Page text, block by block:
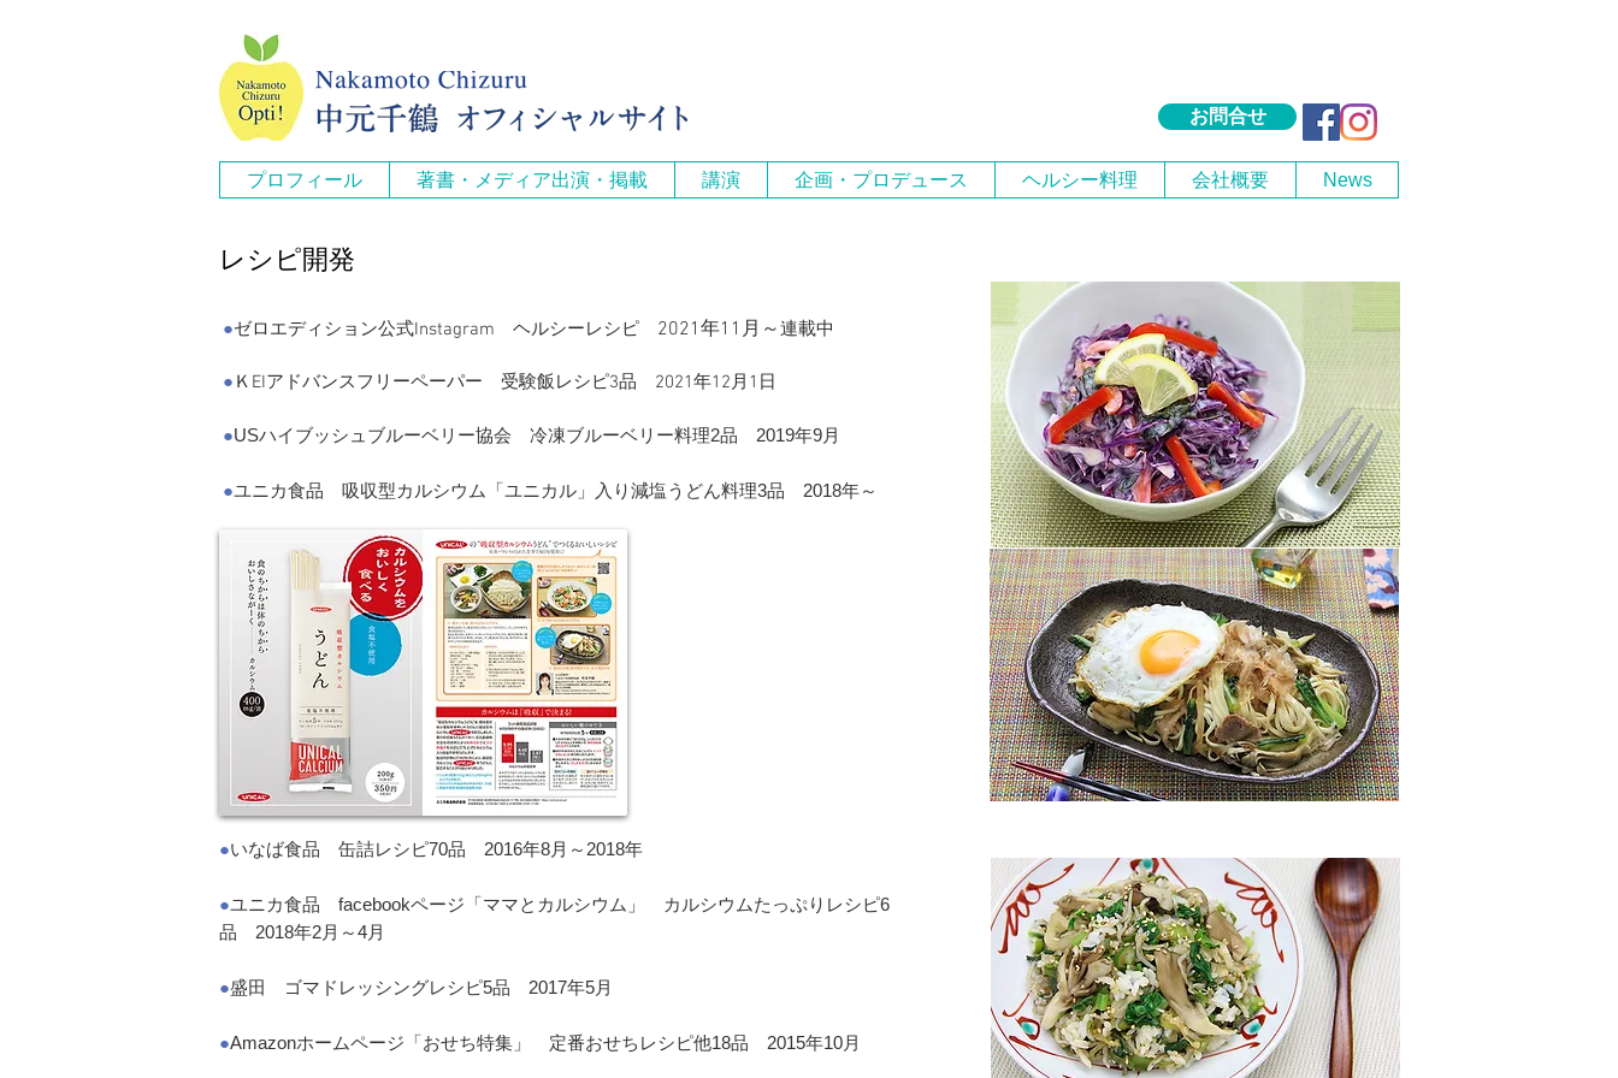
お問合せ
プロフィール 著書・メディア出演・掲載 講演 企画・プロデュース ヘルシー料理 会社概要 News
レシピ開発
●ゼロエディション公式Instagram ヘルシーレシピ 2021年11月～連載中
● ＫEIアドバンスフリーペーパー 受験飯レシピ3品 2021年12月1日
●USハイブッシュブルーベリー協会 冷凍ブルーベリー料理2品 2019年9月
●ユニカ食品 吸収型カルシウム「ユニカル」入り減塩うどん料理3品 2018年～
●いなば食品 缶詰レシピ70品 2016年8月～2018年
●ユニカ食品 facebookページ「ママとカルシウム」 カルシウムたっぷりレシピ6
品 2018年2月～4月
●盛田 ゴマドレッシングレシピ5品 2017年5月
●Amazonホームページ「おせち特集」 定番おせちレシピ他18品 2015年10月